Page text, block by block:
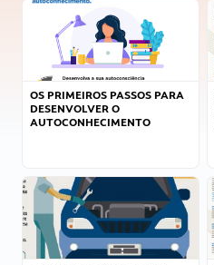
OS PRIMEIROS PASSOS PARA
DESENVOLVER O
AUTOCONHECIMENTO